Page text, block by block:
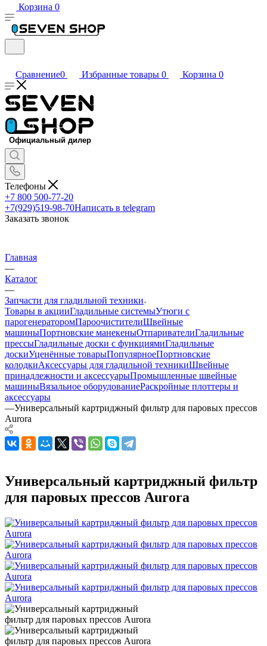
Корзина 0
Сравнение0 Избранные товары 0 Корзина 0
Телефоны
+7 800 500-77-20
+7(929)519-98-70Написать в telegram
Заказать звонок
Главная
—
Каталог
—
Запчасти для гладильной техники
Товары в акцииГладильные системыУтюги с
парогенераторомПароочистителиШвейные
машиныПортновские манекеныОтпаривателиГладильные
прессыГладильные доски с функциямиГладильные
доскиУценённые товарыПопулярноеПортновские
колодкиАксессуары для гладильной техникиШвейные
принадлежности и аксессуарыПромышленные швейные
машиныВязальное оборудованиеРаскройные плоттеры и
аксессуары
—Универсальный картриджный фильтр для паровых прессов
Aurora
Универсальный картриджный фильтр
для паровых прессов Aurora